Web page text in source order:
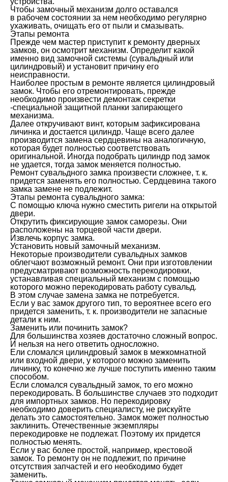
Чтобы замочный механизм долго оставался
в рабочем состоянии за нем необходимо регулярно
ухаживать, очищать его от пыли и смазывать.
Этапы ремонта
Прежде чем мастер приступит к ремонту дверных
замков, он осмотрит механизм. Определит какой
именно вид замочной системы (сувальдный или
цилиндровый) и установит причину его
неисправности.
Наиболее простым в ремонте является цилиндровый
замок. Чтобы его отремонтировать, прежде
необходимо произвести демонтаж секретки
-специальной защитной планки запирающего
механизма.
Далее откручивают винт, которым зафиксирована
личинка и достается цилиндр. Чаще всего далее
производится замена сердцевины на аналогичную,
которая будет полностью соответствовать
оригинальной. Иногда подобрать цилиндр под замок
не удается, тогда замок меняется полностью.
Ремонт сувальдного замка произвести сложнее, т. к.
придется заменять его полностью. Сердцевина такого
замка замене не подлежит.
Этапы ремонта сувальдного замка:
С помощью ключа нужно сместить ригели на открытой
двери.
Открутить фиксирующие замок саморезы. Они
расположены на торцевой части двери.
Извлечь корпус замка.
Установить новый замочный механизм.
Некоторые производители сувальдных замков
облегчают возможный ремонт. Они при изготовлении
предусматривают возможность перекодировки,
устанавливая специальный механизм с помощью
которого можно перекодировать работу сувальд.
В этом случае замена замка не потребуется.
Если у вас замок другого тип, то вероятнее всего его
придется заменить, т. к. производители не запасные
детали к ним.
Заменить или починить замок?
Для большинства хозяев достаточно сложный вопрос.
И нельзя на него ответить односложно.
Ели сломался цилиндровый замок в межкомнатной
или входной двери, у которого можно заменить
личинку, то конечно же лучше поступить именно таким
способом.
Если сломался сувальдный замок, то его можно
перекодировать. В большинстве случаев это подходит
для импортных замков. Но перекодировку
необходимо доверить специалисту, не рискуйте
делать это самостоятельно. Замок может полностью
заклинить. Отечественные экземпляры
перекодировке не подлежат. Поэтому их придется
полностью менять.
Если у вас более простой, например, крестовой
замок. То ремонту он не подлежит, по причине
отсутствия запчастей и его необходимо будет
заменить.